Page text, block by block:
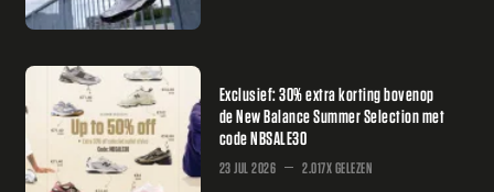
Exclusief: 30% extra korting bovenop
de New Balance Summer Selection met
code NBSALE30
23 JUL 2026 2.017X GELEZEN